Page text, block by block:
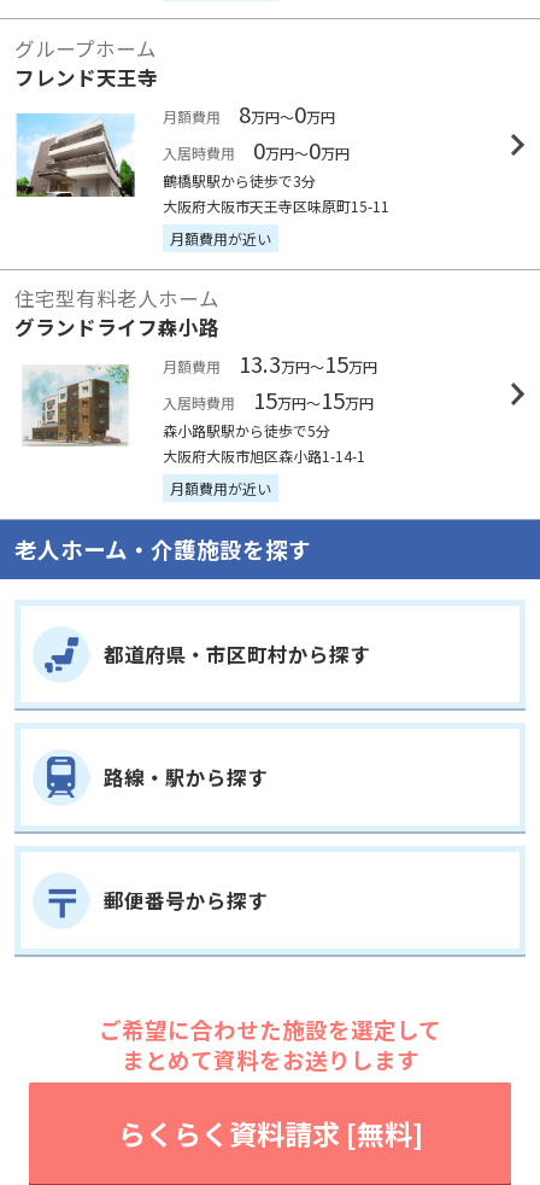
グループホーム
フレンド天王寺
月額費用 8万円～0万円
入居時費用
0万円～0万円
鶴橋駅駅から徒歩で3分
大阪府大阪市天王寺区味原町15-11
月額費用が近い
住宅型有料老人ホーム
グランドライフ森小路
月額費用 13.3万円～15万円
入居時費用
15万円～15万円
森小路駅駅から徒歩で5分
大阪府大阪市旭区森小路1-14-1
月額費用が近い
老人ホーム・介護施設を探す
都道府県・市区町村から探す
路線・駅から探す
郵便番号から探す
ご希望に合わせた施設を選定して
まとめて資料をお送りします
らくらく資料請求 [無料]